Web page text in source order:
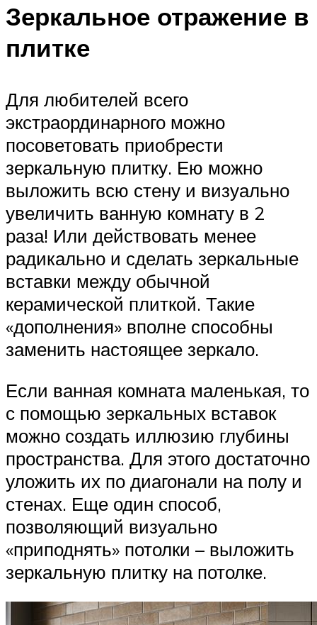
Зеркальное отражение в
плитке
Для любителей всего
экстраординарного можно
посоветовать приобрести
зеркальную плитку. Ею можно
выложить всю стену и визуально
увеличить ванную комнату в 2
раза! Или действовать менее
радикально и сделать зеркальные
вставки между обычной
керамической плиткой. Такие
«дополнения» вполне способны
заменить настоящее зеркало.
Если ванная комната маленькая, то
с помощью зеркальных вставок
можно создать иллюзию глубины
пространства. Для этого достаточно
уложить их по диагонали на полу и
стенах. Еще один способ,
позволяющий визуально
«приподнять» потолки – выложить
зеркальную плитку на потолке.